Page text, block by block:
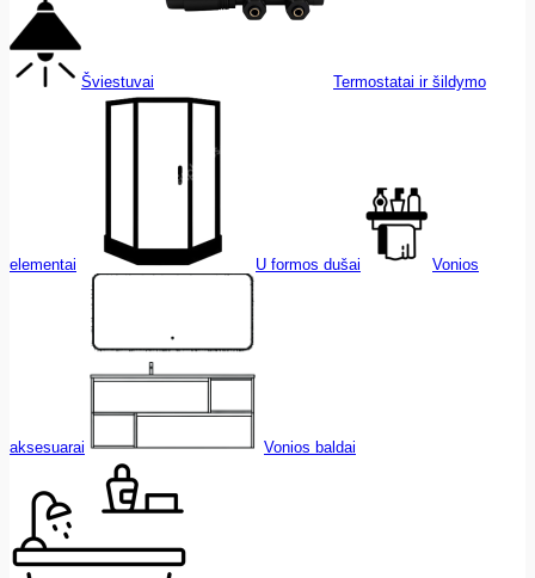
Šviestuvai Termostatai ir šildymo
elementai U formos dušai Vonios
aksesuarai Vonios baldai